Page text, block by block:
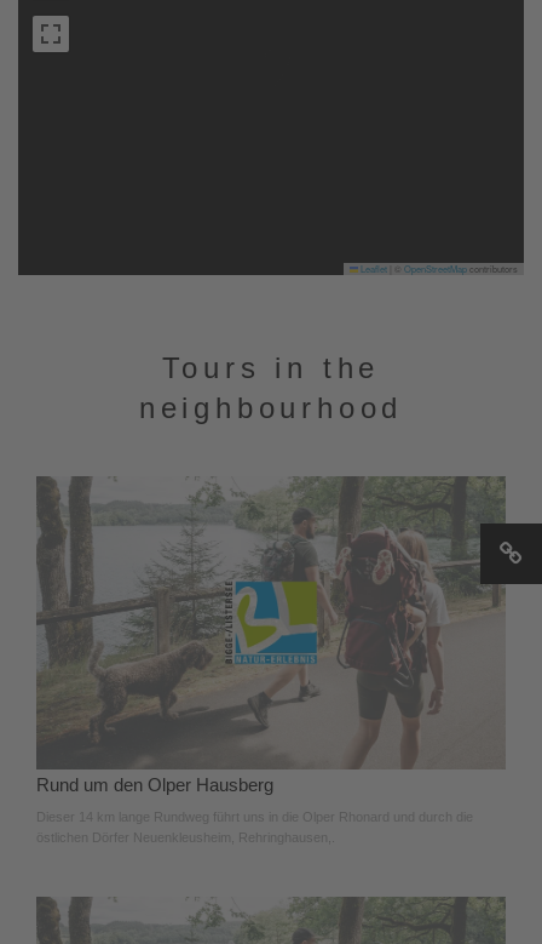
Leaflet OpenStreetMapcontributors
Tours in the
neighbourhood
Rund um den Olper Hausberg
Dieser 14 km lange Rundweg führt uns in die Olper Rhonard und durch die
östlichen Dörfer Neuenkleusheim, Rehringhausen,.